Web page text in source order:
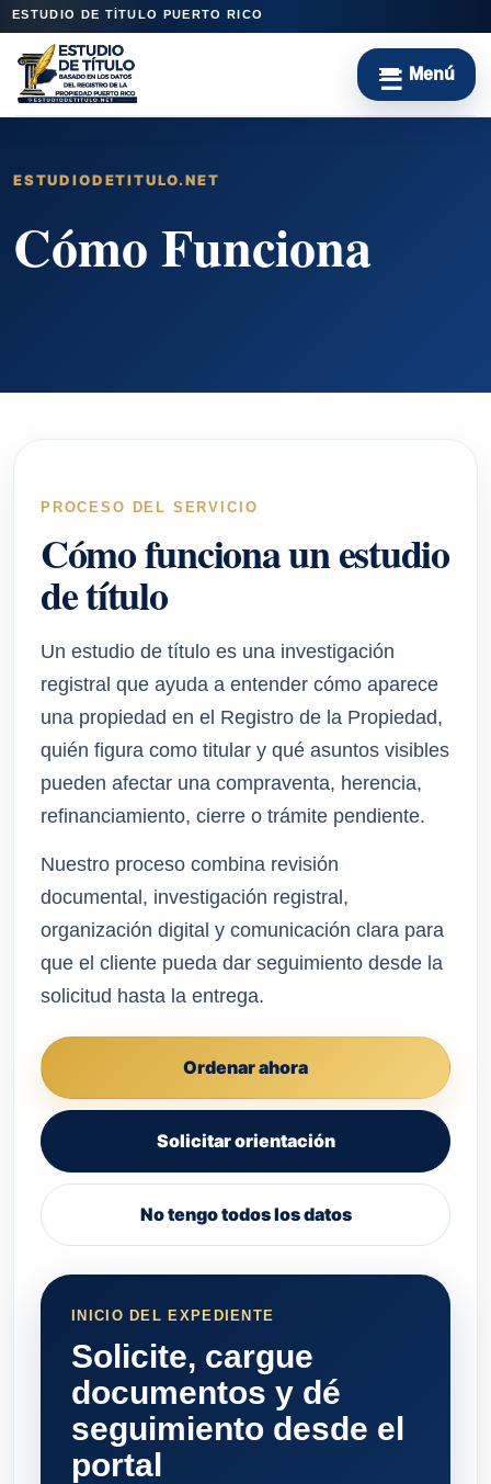
ESTUDIO DE TÍTULO PUERTO RICO
ESTUDIODETITULO.NET
Cómo Funciona
PROCESO DEL SERVICIO
Cómo funciona un estudio
de título
Un estudio de título es una investigación
registral que ayuda a entender cómo aparece
una propiedad en el Registro de la Propiedad,
quién figura como titular y qué asuntos visibles
pueden afectar una compraventa, herencia,
refinanciamiento, cierre o trámite pendiente.
Nuestro proceso combina revisión
documental, investigación registral,
organización digital y comunicación clara para
que el cliente pueda dar seguimiento desde la
solicitud hasta la entrega.
Ordenar ahora
Solicitar orientación
No tengo todos los datos
INICIO DEL EXPEDIENTE
Solicite, cargue
documentos y dé
seguimiento desde el
portal